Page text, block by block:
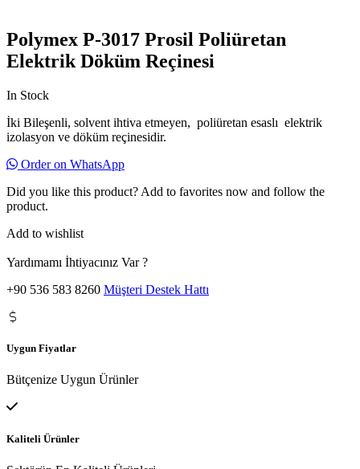
Polymex P-3017 Prosil Poliüretan
Elektrik Döküm Reçinesi
In Stock
İki Bileşenli, solvent ihtiva etmeyen, poliüretan esaslı elektrik
izolasyon ve döküm reçinesidir.
Order on WhatsApp
Did you like this product? Add to favorites now and follow the
product.
Add to wishlist
Yardımamı İhtiyacınız Var ?
+90 536 583 8260 Müşteri Destek Hattı
Uygun Fiyatlar
Bütçenize Uygun Ürünler
Kaliteli Ürünler